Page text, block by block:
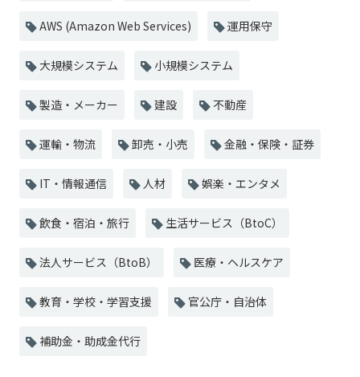
AWS (Amazon Web Services) 運用保守
大規模システム 小規模システム
製造・メーカー 建設 不動産
運輸・物流 卸売・小売 金融・保険・証券
IT・情報通信 人材 娯楽・エンタメ
飲食・宿泊・旅行 生活サービス（BtoC）
法人サービス（BtoB） 医療・ヘルスケア
教育・学校・学習支援 官公庁・自治体
補助金・助成金代行